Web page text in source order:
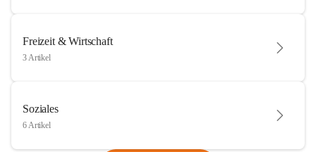
Freizeit & Wirtschaft
3 Artikel
Soziales
6 Artikel